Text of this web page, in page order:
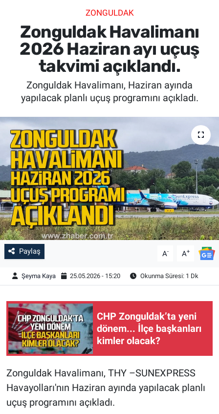
ZONGULDAK
Zonguldak Havalimanı
2026 Haziran ayı uçuş
takvimi açıklandı.
Zonguldak Havalimanı, Haziran ayında
yapılacak planlı uçuş programını açıkladı.
Paylaş A- A+
Şeyma Kaya 25.05.2026 - 15:20 Okunma Süresi: 1 Dk
CHP Zonguldak’ta yeni
dönem... İlçe başkanları
kimler olacak?
Zonguldak Havalimanı, THY –SUNEXPRESS
Havayolları'nın Haziran ayında yapılacak planlı
uçuş programını açıkladı.
SPOR
SAĞLIK